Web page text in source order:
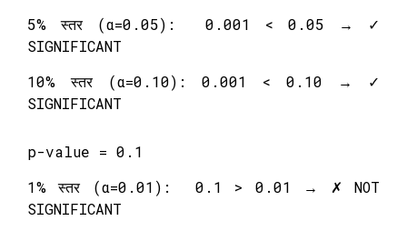
5% स्तर (α=0.05): 0.001 < 0.05 → ✓
SIGNIFICANT
10% स्तर (α=0.10): 0.001 < 0.10 → ✓
SIGNIFICANT
p-value = 0.1
1% स्तर (α=0.01): 0.1 > 0.01 → ✗ NOT
SIGNIFICANT